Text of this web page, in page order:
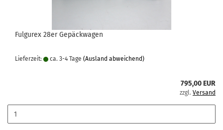
Fulgurex 28er Gepäckwagen
Lieferzeit: ca. 3-4 Tage (Ausland abweichend)
795,00 EUR
zzgl. Versand